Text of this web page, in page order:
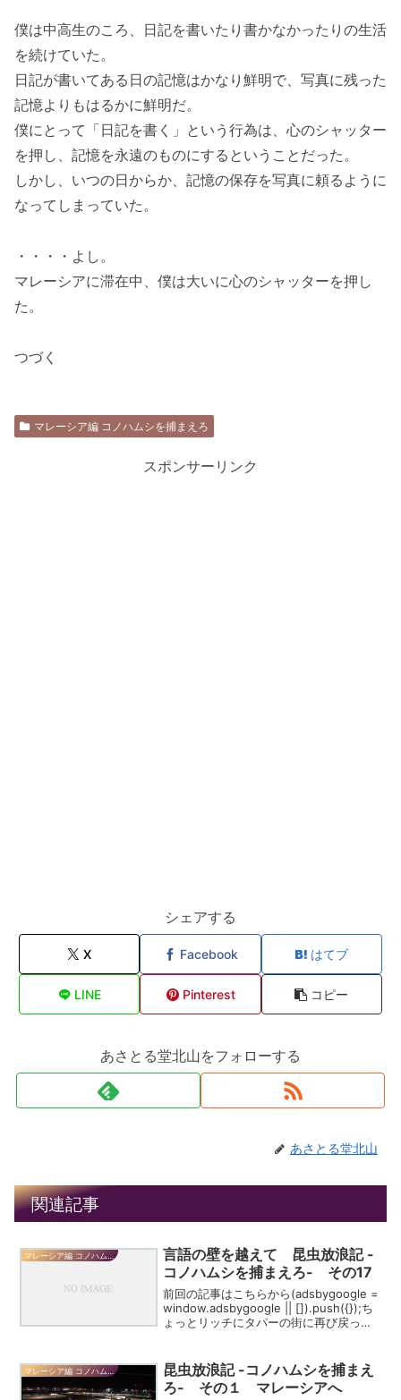
僕は中高生のころ、日記を書いたり書かなかったりの生活
を続けていた。
日記が書いてある日の記憶はかなり鮮明で、写真に残った
記憶よりもはるかに鮮明だ。
僕にとって「日記を書く」という行為は、心のシャッター
を押し、記憶を永遠のものにするということだった。
しかし、いつの日からか、記憶の保存を写真に頼るように
なってしまっていた。
・・・・よし。
マレーシアに滞在中、僕は大いに心のシャッターを押し
た。
つづく
マレーシア編 コノハムシを捕まえろ
スポンサーリンク
シェアする
X Facebook はてブ
LINE Pinterest コピー
あさとる堂北山をフォローする
あさとる堂北山
関連記事
言語の壁を越えて 昆虫放浪記 -
コノハムシを捕まえろ- その17
前回の記事はこちらから(adsbygoogle =
window.adsbygoogle || []).push({});ち
ょっとリッチにタパーの街に再び戻った
てくか...
マレーシア編 コノハムシを捕まえろ
昆虫放浪記 -コノハムシを捕まえ
ろ- その１ マレーシアへ